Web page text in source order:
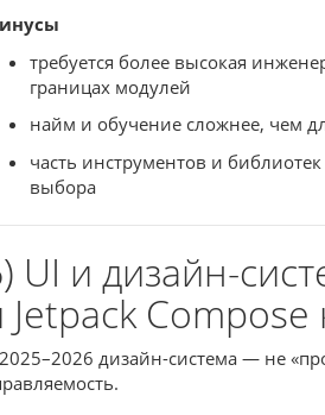
требуется более высокая
границах модулей
найм и обучение сложнее, чем
часть инструментов и
выбора
UI и дизайн-
Jetpack Compose
дизайн-система — не